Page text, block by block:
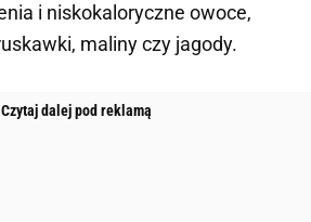
i niskokaloryczne owoce,
maliny czy jagody.